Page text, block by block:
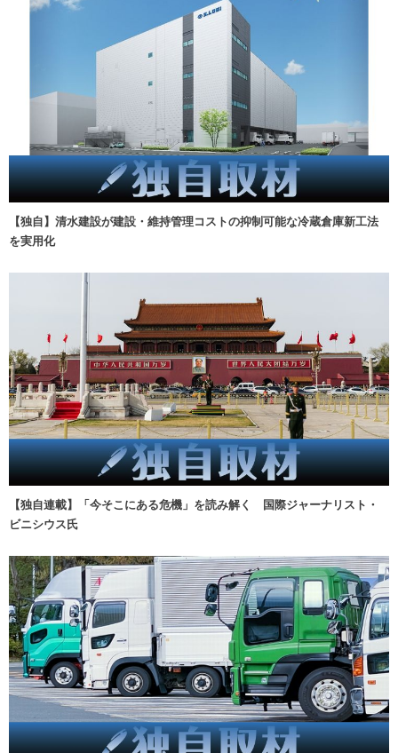
【独自】清水建設が建設・維持管理コストの抑制可能な冷蔵倉庫新工法
を実用化
【独自連載】「今そこにある危機」を読み解く 国際ジャーナリスト・
ビニシウス氏